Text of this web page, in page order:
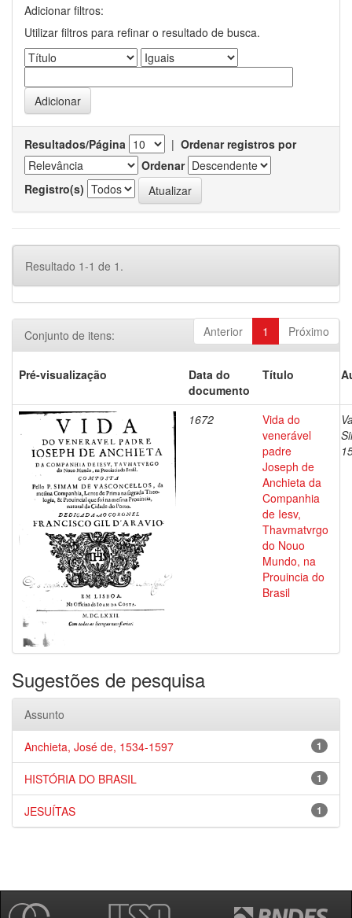
Adicionar filtros:
Utilizar filtros para refinar o resultado de busca.
Resultados/Página | Ordenar registros por
Ordenar
Registro(s)
Resultado 1-1 de 1.
Anterior 1 Próximo
Conjunto de itens:
Pré-visualização
Data do
documento
Título
1672
Vida do
venerável
padre
Joseph de
Anchieta da
Companhia
de Iesv,
Thavmatvrgo
do Nouo
Mundo, na
Prouincia do
Brasil
Sugestões de pesquisa
Assunto
1
Anchieta, José de, 1534-1597
1
HISTÓRIA DO BRASIL
1
JESUÍTAS